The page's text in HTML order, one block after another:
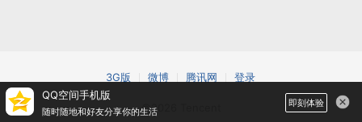
3G版 微博 腾讯网 登录
©2026 Tencent 即刻体验
QQ空间手机版
随时随地和好友分享你的生活